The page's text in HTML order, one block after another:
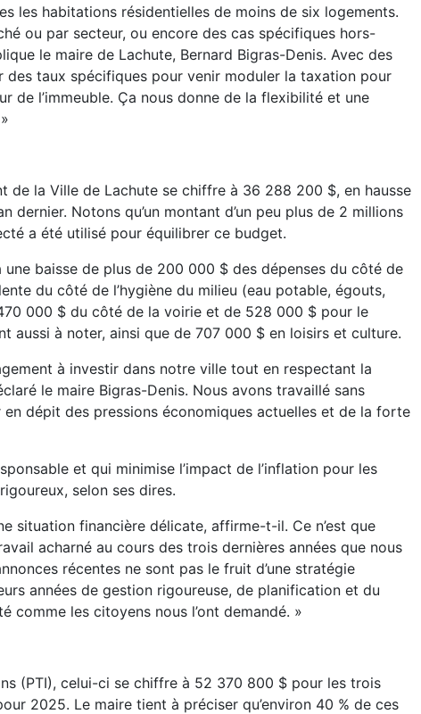
les habitations résidentielles de moins de six logements.
ou par secteur, ou encore des cas spécifiques hors-
le maire de Lachute, Bernard Bigras-Denis. Avec des
des taux spécifiques pour venir moduler la taxation pour
de l’immeuble. Ça nous donne de la flexibilité et une
de la Ville de Lachute se chiffre à 36 288 200 $, en hausse
dernier. Notons qu’un montant d’un peu plus de 2 millions
a été utilisé pour équilibrer ce budget.
baisse de plus de 200 000 $ des dépenses du côté de
du côté de l’hygiène du milieu (eau potable, égouts,
000 $ du côté de la voirie et de 528 000 $ pour le
aussi à noter, ainsi que de 707 000 $ en loisirs et culture.
à investir dans notre ville tout en respectant la
le maire Bigras-Denis. Nous avons travaillé sans
dépit des pressions économiques actuelles et de la forte
et qui minimise l’impact de l’inflation pour les
selon ses dires.
situation financière délicate, affirme-t-il. Ce n’est que
acharné au cours des trois dernières années que nous
récentes ne sont pas le fruit d’une stratégie
années de gestion rigoureuse, de planification et du
comme les citoyens nous l’ont demandé. »
(PTI), celui-ci se chiffre à 52 370 800 $ pour les trois
2025. Le maire tient à préciser qu’environ 40 % de ces